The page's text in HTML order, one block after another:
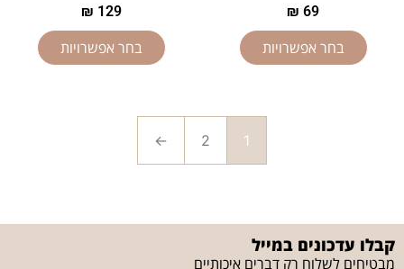
₪ 69
בחר אפשרויות
₪ 129
בחר אפשרויות
1
2
←
קבלו עדכונים במייל
מבטיחים לשלוח רק דברים איכותיים